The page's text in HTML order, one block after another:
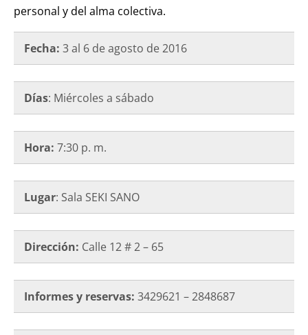
personal y del alma colectiva.
Fecha: 3 al 6 de agosto de 2016
Días: Miércoles a sábado
Hora: 7:30 p. m.
Lugar: Sala SEKI SANO
Dirección: Calle 12 # 2 – 65
Informes y reservas: 3429621 – 2848687